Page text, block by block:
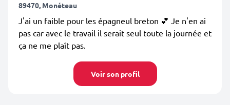
89470, Monéteau
J'ai un faible pour les épagneul breton 💕 Je n'en ai
pas car avec le travail il serait seul toute la journée et
ça ne me plaît pas.
Voir son profil